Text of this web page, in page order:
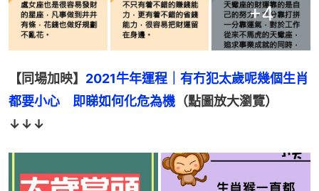
+4
【同場加映】 2021牛年運程｜有冇犯太歲呢幾個生肖
都要小心　即睇如何化危為機 （點圖放大瀏覽）
↓↓↓